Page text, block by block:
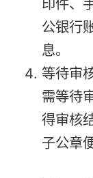
印件、
公银行
息。
等待审
需等待
得审核
子公章